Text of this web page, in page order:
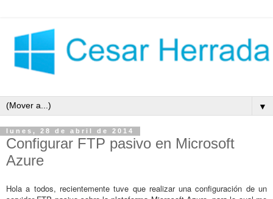
▼
lunes, 28 de abril de 2014
Configurar FTP pasivo en Microsoft
Azure
Hola a todos, recientemente tuve que realizar una configuración de un